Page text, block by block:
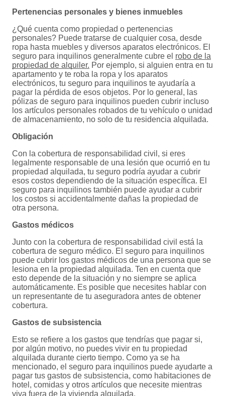
Pertenencias personales y bienes inmuebles
¿Qué cuenta como propiedad o pertenencias
personales? Puede tratarse de cualquier cosa, desde
ropa hasta muebles y diversos aparatos electrónicos. El
seguro para inquilinos generalmente cubre el robo de la
propiedad de alquiler. Por ejemplo, si alguien entra en tu
apartamento y te roba la ropa y los aparatos
electrónicos, tu seguro para inquilinos te ayudaría a
pagar la pérdida de esos objetos. Por lo general, las
pólizas de seguro para inquilinos pueden cubrir incluso
los artículos personales robados de tu vehículo o unidad
de almacenamiento, no solo de tu residencia alquilada.
Obligación
Con la cobertura de responsabilidad civil, si eres
legalmente responsable de una lesión que ocurrió en tu
propiedad alquilada, tu seguro podría ayudar a cubrir
esos costos dependiendo de la situación específica. El
seguro para inquilinos también puede ayudar a cubrir
los costos si accidentalmente dañas la propiedad de
otra persona.
Gastos médicos
Junto con la cobertura de responsabilidad civil está la
cobertura de seguro médico. El seguro para inquilinos
puede cubrir los gastos médicos de una persona que se
lesiona en la propiedad alquilada. Ten en cuenta que
esto depende de la situación y no siempre se aplica
automáticamente. Es posible que necesites hablar con
un representante de tu aseguradora antes de obtener
cobertura.
Gastos de subsistencia
Esto se refiere a los gastos que tendrías que pagar si,
por algún motivo, no puedes vivir en tu propiedad
alquilada durante cierto tiempo. Como ya se ha
mencionado, el seguro para inquilinos puede ayudarte a
pagar tus gastos de subsistencia, como habitaciones de
hotel, comidas y otros artículos que necesite mientras
viva fuera de la vivienda alquilada.